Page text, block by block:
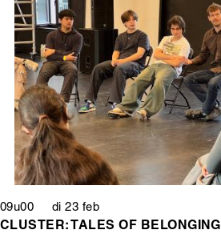
09u00 di 23 feb
CLUSTER: TALES OF BELONGING